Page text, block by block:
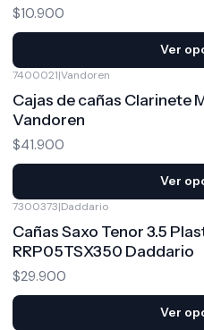
$10.900
Ver
7400021|Vandoren
Cajas de cañas Clarinete
Vandoren
$41.900
Ver
7300373|Daddario
Cañas Saxo Tenor 3.5
RRP05TSX350 Daddario
$29.900
Ver